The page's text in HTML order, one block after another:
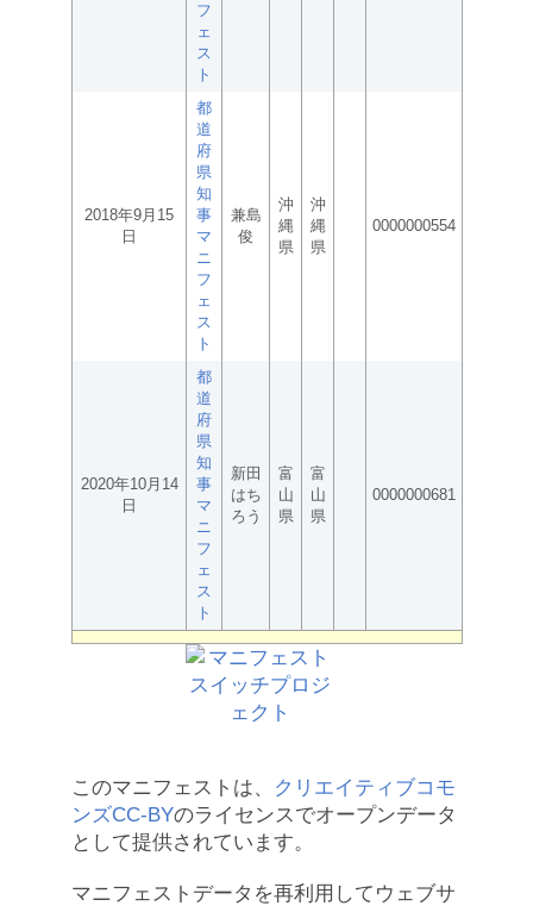
フ
ェ
ス
ト
2018年9月15
日
都
道
府
県
知
事
マ
ニ
フ
ェ
ス
ト
兼島
俊
沖
縄
県
沖
縄
県
0000000554
2020年10月14
日
都
道
府
県
知
事
マ
ニ
フ
ェ
ス
ト
新田
はち
ろう
富
山
県
富
山
県
0000000681
このマニフェストは、
クリエイティブコモ
ンズCC-BYのライセンスでオープンデータ
として提供されています。
マニフェストデータを再利用してウェブサ